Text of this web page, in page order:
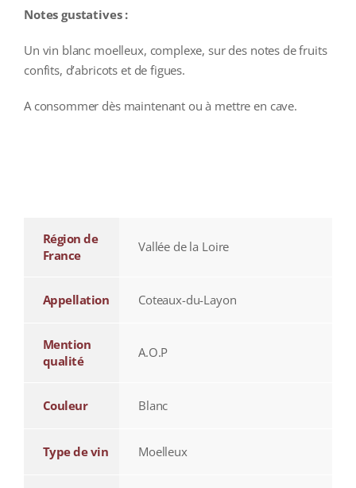
Notes gustatives :
Un vin blanc moelleux, complexe, sur des notes de fruits
confits, d’abricots et de figues.
A consommer dès maintenant ou à mettre en cave.
Région de
France
Vallée de la Loire
Appellation Coteaux-du-Layon
Mention
qualité
A.O.P
Couleur Blanc
Type de vin Moelleux